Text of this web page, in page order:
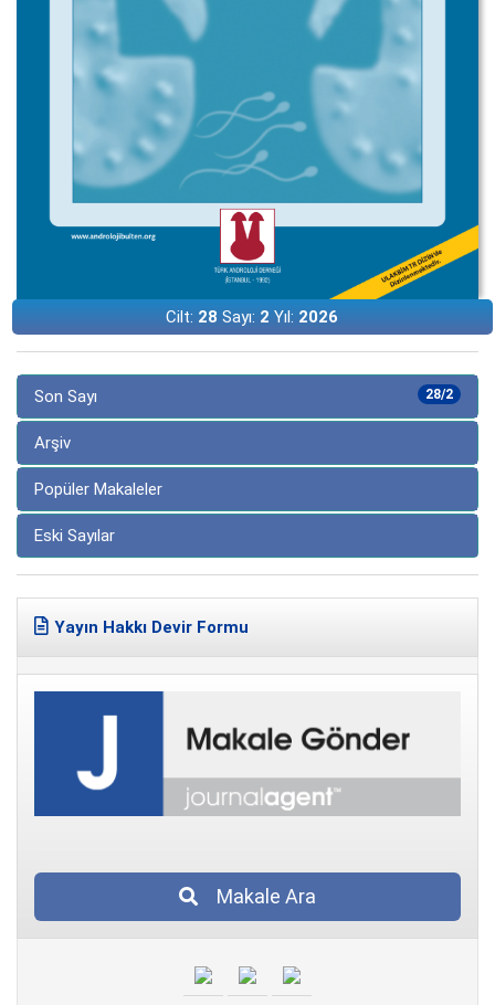
Cilt: 28 Sayı: 2 Yıl: 2026
28/2
Son Sayı
Arşiv
Popüler Makaleler
Eski Sayılar
Yayın Hakkı Devir Formu
Makale Ara